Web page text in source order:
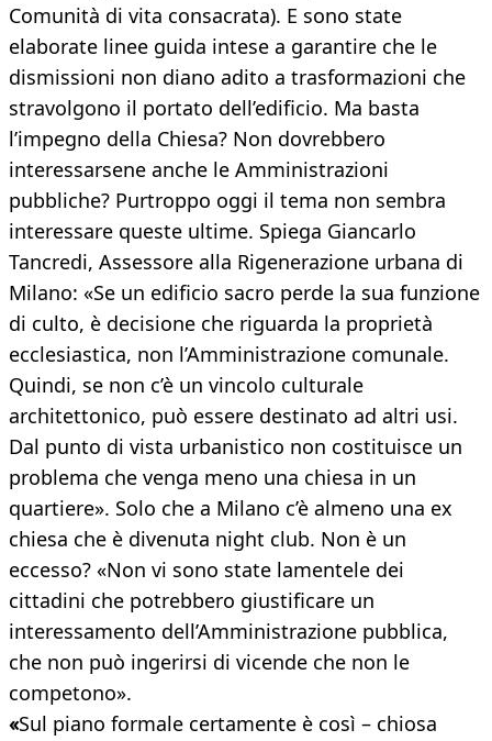
Comunità di vita consacrata). E sono state
elaborate linee guida intese a garantire che le
dismissioni non diano adito a trasformazioni che
stravolgono il portato dell’edificio. Ma basta
l’impegno della Chiesa? Non dovrebbero
interessarsene anche le Amministrazioni
pubbliche? Purtroppo oggi il tema non sembra
interessare queste ultime. Spiega Giancarlo
Tancredi, Assessore alla Rigenerazione urbana di
Milano: «Se un edificio sacro perde la sua funzione
di culto, è decisione che riguarda la proprietà
ecclesiastica, non l’Amministrazione comunale.
Quindi, se non c’è un vincolo culturale
architettonico, può essere destinato ad altri usi.
Dal punto di vista urbanistico non costituisce un
problema che venga meno una chiesa in un
quartiere». Solo che a Milano c’è almeno una ex
chiesa che è divenuta night club. Non è un
eccesso? «Non vi sono state lamentele dei
cittadini che potrebbero giustificare un
interessamento dell’Amministrazione pubblica,
che non può ingerirsi di vicende che non le
competono».
«Sul piano formale certamente è così – chiosa